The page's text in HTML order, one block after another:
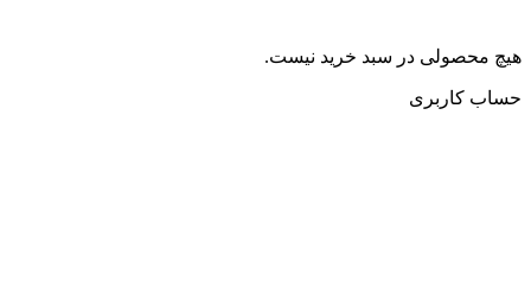
هیچ محصولی در سبد خرید نیست.
حساب کاربری